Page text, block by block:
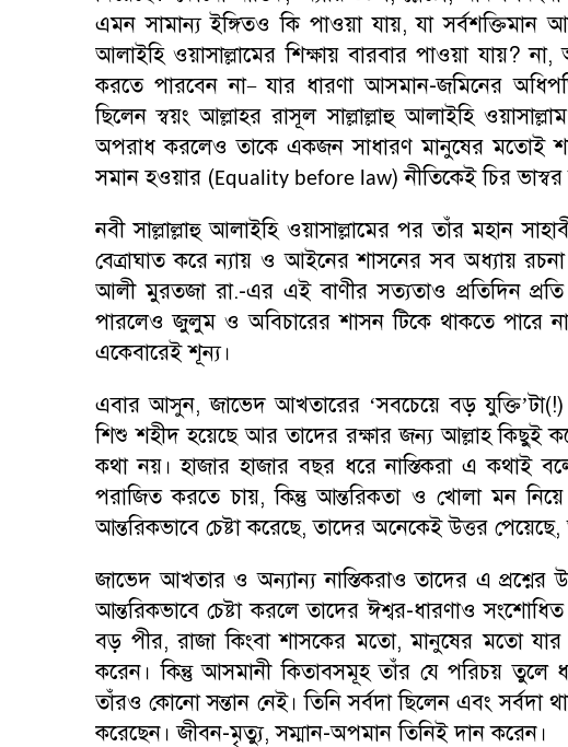
এমন সামান্য ইঙ্গিতও কি পাওয়া যায়,যা সর্বশক্তিমান
আলাইহি ওয়াসাল্লামের শিক্ষায় বারবার পাওয়া যায়?না,
করতে পারবেন না– যার ধারণা আসমান-জমিনের
ছিলেন স্বয়ং আল্লাহর রাসূল সাল্লাল্লাহু আলাইহি
অপরাধ করলেও তাকে একজন সাধারণ মানুষের মতোই
সমান হওয়ার (Equality before law) নীতিকেই চির
নবী সাল্লাল্লাহু আলাইহি ওয়াসাল্লামের পর তাঁর মহান
বেত্রাঘাত করে ন্যায় ও আইনের শাসনের সব অধ্যায়
আলী মুরতজা রা.-এর এই বাণীর সত্যতাও প্রতিদিন প্রতি
পারলেও জুলুম ও অবিচারের শাসন টিকে থাকতে পারে
একেবারেই শূন্য।
এবার আসুন,জাভেদ আখতারের ‘সবচেয়ে বড়
শিশু শহীদ হয়েছে আর তাদের রক্ষার জন্য আল্লাহ কিছুই
কথা নয়। হাজার হাজার বছর ধরে নাস্তিকরা এ কথাই
পরাজিত করতে চায়,কিন্তু আন্তরিকতা ও খোলা মন নিয়ে
আন্তরিকভাবে চেষ্টা করেছে,তাদের অনেকেই উত্তর পেয়েছে,
জাভেদ আখতার ও অন্যান্য নাস্তিকরাও তাদের এ প্রশ্নের
আন্তরিকভাবে চেষ্টা করলে তাদের ঈশ্বর-ধারণাও
বড় পীর,রাজা কিংবা শাসকের মতো,মানুষের মতো
করেন। কিন্তু আসমানী কিতাবসমূহ তাঁর যে পরিচয় তুলে
তাঁরও কোনো সন্তান নেই। তিনি সর্বদা ছিলেন এবং সর্বদা
করেছেন। জীবন-মৃত্যু,সম্মান-অপমান তিনিই দান করেন।